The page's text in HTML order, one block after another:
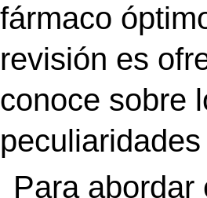
fármaco
revisión es
conoce sobre
Para